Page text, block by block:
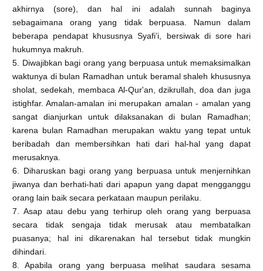
akhirnya (sore), dan hal ini adalah sunnah baginya
sebagaimana orang yang tidak berpuasa. Namun dalam
beberapa pendapat khususnya Syafi’i, bersiwak di sore hari
hukumnya makruh.
5. Diwajibkan bagi orang yang berpuasa untuk memaksimalkan
waktunya di bulan Ramadhan untuk beramal shaleh khususnya
sholat, sedekah, membaca Al-Qur'an, dzikrullah, doa dan juga
istighfar. Amalan-amalan ini merupakan amalan - amalan yang
sangat dianjurkan untuk dilaksanakan di bulan Ramadhan;
karena bulan Ramadhan merupakan waktu yang tepat untuk
beribadah dan membersihkan hati dari hal-hal yang dapat
merusaknya.
6. Diharuskan bagi orang yang berpuasa untuk menjernihkan
jiwanya dan berhati-hati dari apapun yang dapat mengganggu
orang lain baik secara perkataan maupun perilaku.
7. Asap atau debu yang terhirup oleh orang yang berpuasa
secara tidak sengaja tidak merusak atau membatalkan
puasanya; hal ini dikarenakan hal tersebut tidak mungkin
dihindari.
8. Apabila orang yang berpuasa melihat saudara sesama